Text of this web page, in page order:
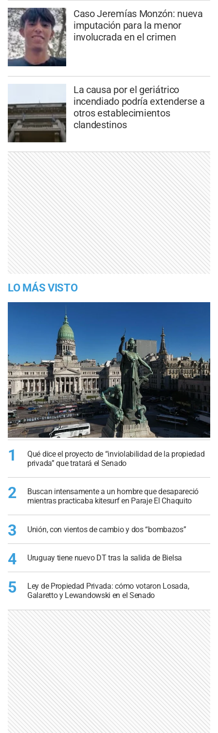
Caso Jeremías Monzón: nueva
imputación para la menor
involucrada en el crimen
La causa por el geriátrico
incendiado podría extenderse a
otros establecimientos
clandestinos
LO MÁS VISTO
1
Qué dice el proyecto de “inviolabilidad de la propiedad
privada” que tratará el Senado
2
Buscan intensamente a un hombre que desapareció
mientras practicaba kitesurf en Paraje El Chaquito
3 Unión, con vientos de cambio y dos “bombazos”
4 Uruguay tiene nuevo DT tras la salida de Bielsa
5
Ley de Propiedad Privada: cómo votaron Losada,
Galaretto y Lewandowski en el Senado